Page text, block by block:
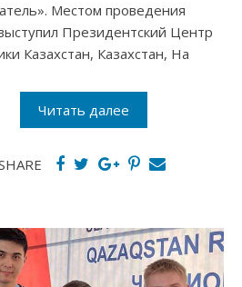
Местом проведения
Президентский Центр
Казахстан, Казахстан, На
Читать далее